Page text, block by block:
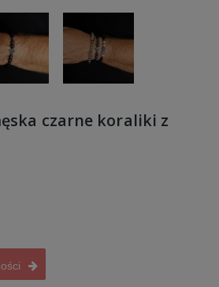
czarne koraliki z